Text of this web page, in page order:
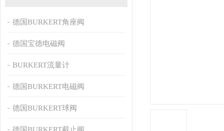
德国BURKERT角座阀
德国宝德电磁阀
BURKERT流量计
德国BURKERT电磁阀
德国BURKERT球阀